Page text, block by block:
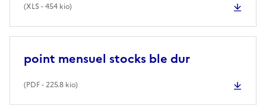
(XLS - 454 kio)
point mensuel stocks ble dur
(PDF- 225.8 kio)